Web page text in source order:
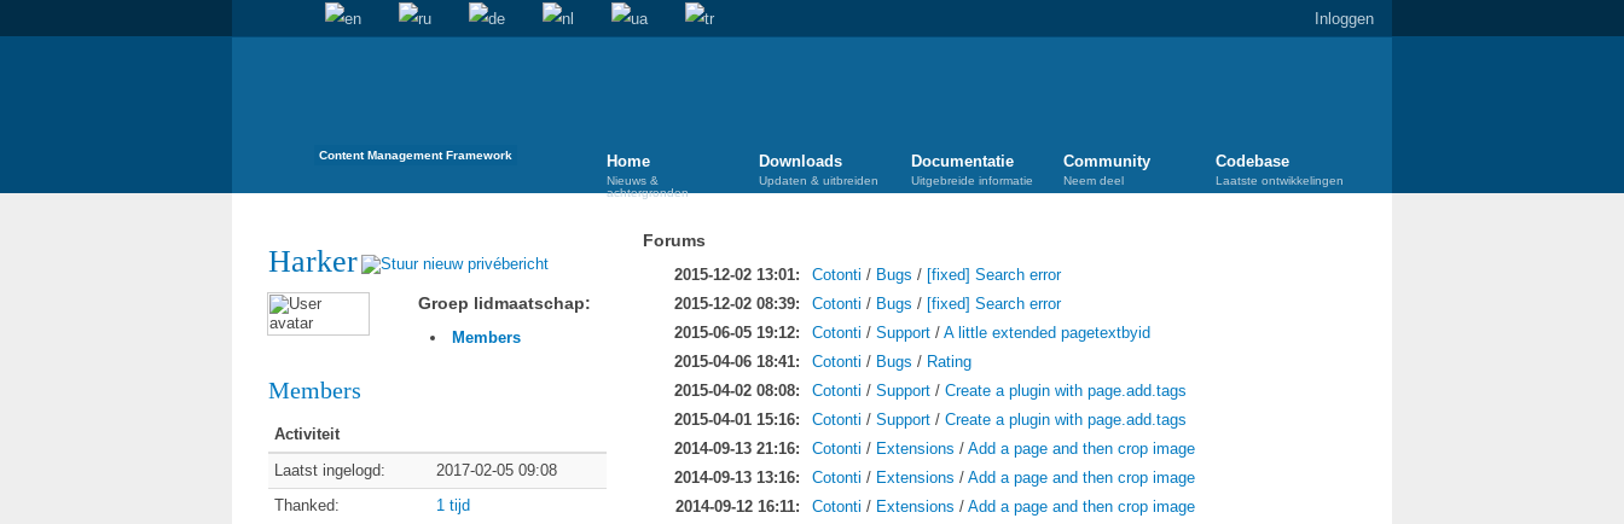
Inloggen
Content Management Framework Home
Nieuws &
achtergronden
Downloads
Updaten & uitbreiden
Documentatie
Uitgebreide informatie
Community
Neem deel
Codebase
Laatste ontwikkelingen
Harker
Groep lidmaatschap:
Members
Members
Activiteit
Laatst ingelogd:
2017-02-05 09:08
Thanked:
1 tijd
Forums
2015-12-02 13:01: Cotonti / Bugs / [fixed] Search error
2015-12-02 08:39:
Cotonti / Bugs / [fixed] Search error
2015-06-05 19:12:
Cotonti / Support / A little extended pagetextbyid
2015-04-06 18:41:
Cotonti / Bugs / Rating
2015-04-02 08:08:
Cotonti / Support / Create a plugin with page.add.tags
2015-04-01 15:16:
Cotonti / Support / Create a plugin with page.add.tags
2014-09-13 21:16:
Cotonti / Extensions / Add a page and then crop image
2014-09-13 13:16:
Cotonti / Extensions / Add a page and then crop image
2014-09-12 16:11:
Cotonti / Extensions / Add a page and then crop image